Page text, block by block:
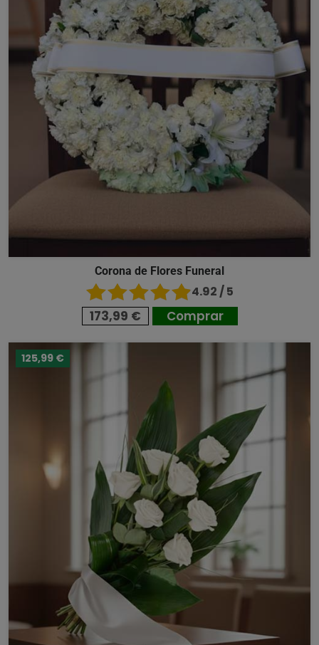
Corona de Flores Funeral
4.92 / 5
173,99 € Comprar
125,99 €